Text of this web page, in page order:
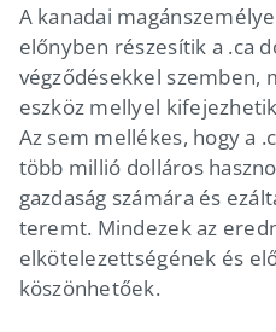
A kanadai
előnyben részesítik a .ca
végződésekkel szemben,
eszköz mellyel
Az sem mellékes, hogy a
több millió dolláros
gazdaság számára és
teremt. Mindezek az
elkötelezettségének és
köszönhetőek.